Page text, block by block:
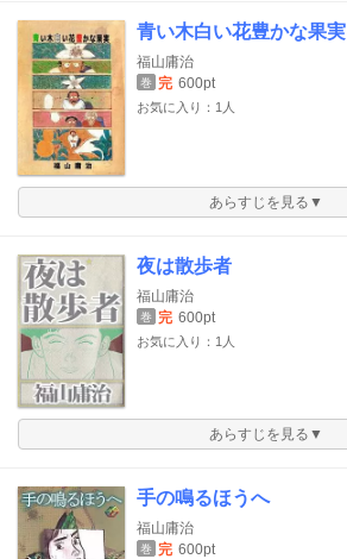
青い木白い花豊かな果実
福山庸治
巻 完 600pt
お気に入り：1人
あらすじを見る▼
夜は散歩者
福山庸治
巻 完 600pt
お気に入り：1人
あらすじを見る▼
手の鳴るほうへ
福山庸治
巻 完 600pt